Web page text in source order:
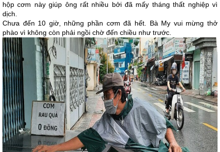
hộp cơm này giúp ông rất nhiều bởi đã mấy tháng thất nghiệp vì
dịch.
Chưa đến 10 giờ, những phần cơm đã hết. Bà My vui mừng thở
phào vì không còn phải ngồi chờ đến chiều như trước.